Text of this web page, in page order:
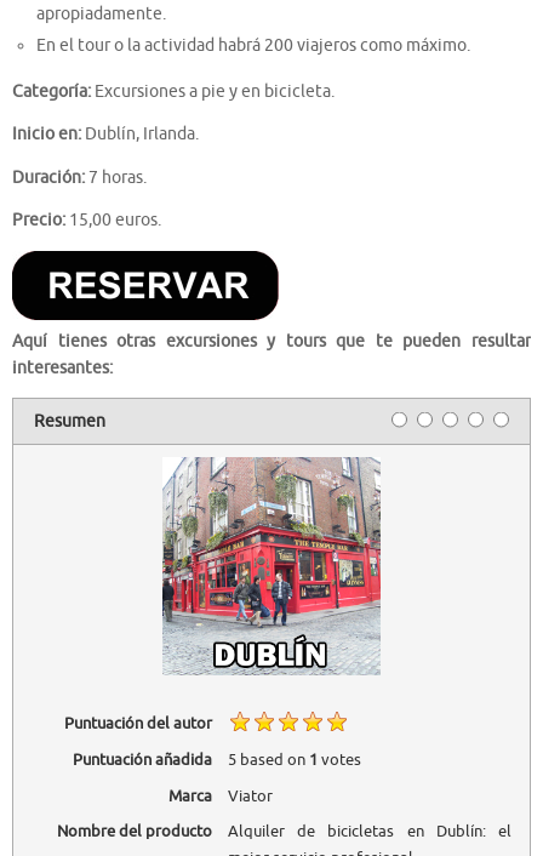
apropiadamente.
En el tour o la actividad habrá 200 viajeros como máximo.
Categoría: Excursiones a pie y en bicicleta.
Inicio en: Dublín, Irlanda.
Duración:7 horas.
Precio: 15,00 euros.
Aquí tienes otras excursiones y tours que te pueden resultar
interesantes:
Resumen
Puntuación del autor
Puntuación añadida
5based on 1 votes
Marca
Viator
Nombre del producto
Alquiler de bicicletas en Dublín: el